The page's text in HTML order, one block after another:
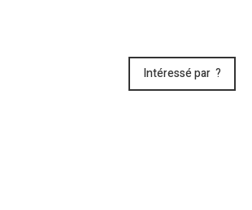
Intéressé par ?